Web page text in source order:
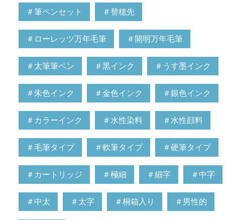
＃筆ペンセット ＃替穂先
＃ローレッツ万年毛筆 ＃開明万年毛筆
＃太筆筆ペン ＃黒インク ＃うす墨インク
＃朱色インク ＃金色インク ＃銀色インク
＃カラーインク ＃水性染料 ＃水性顔料
＃毛筆タイプ ＃軟筆タイプ ＃硬筆タイプ
＃カートリッジ ＃極細 ＃細字 ＃中字
＃中太 ＃太字 ＃桐箱入り ＃男性的